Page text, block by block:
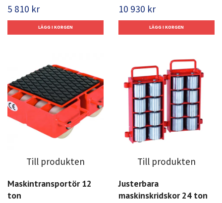
5 810 kr 10 930 kr
Till produkten
Maskintransportör 12
ton
Till produkten
Justerbara
maskinskridskor 24 ton